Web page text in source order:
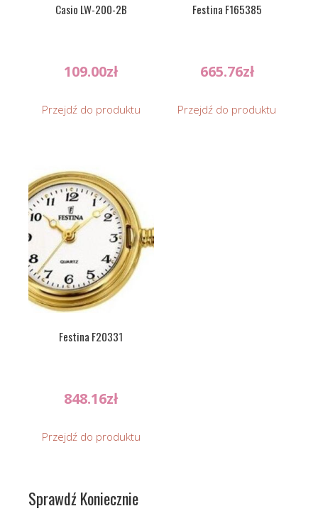
Casio LW-200-2B
109.00zł
Przejdź do produktu
Festina F165385
665.76zł
Przejdź do produktu
Festina F20331
848.16zł
Przejdź do produktu
Sprawdź Koniecznie